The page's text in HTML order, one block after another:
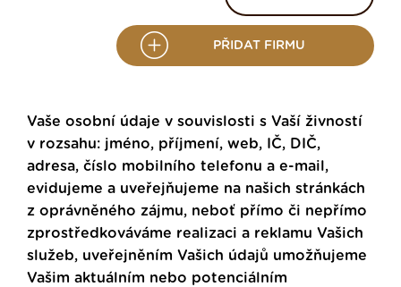
PŘIDAT FIRMU
Vaše osobní údaje v souvislosti s Vaší živností
v rozsahu: jméno, příjmení, web, IČ, DIČ,
adresa, číslo mobilního telefonu a e-mail,
evidujeme a uveřejňujeme na našich stránkách
z oprávněného zájmu, neboť přímo či nepřímo
zprostředkováváme realizaci a reklamu Vašich
služeb, uveřejněním Vašich údajů umožňujeme
Vašim aktuálním nebo potenciálním